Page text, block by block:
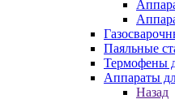
Паяльные
Термофены
Аппараты
Назад